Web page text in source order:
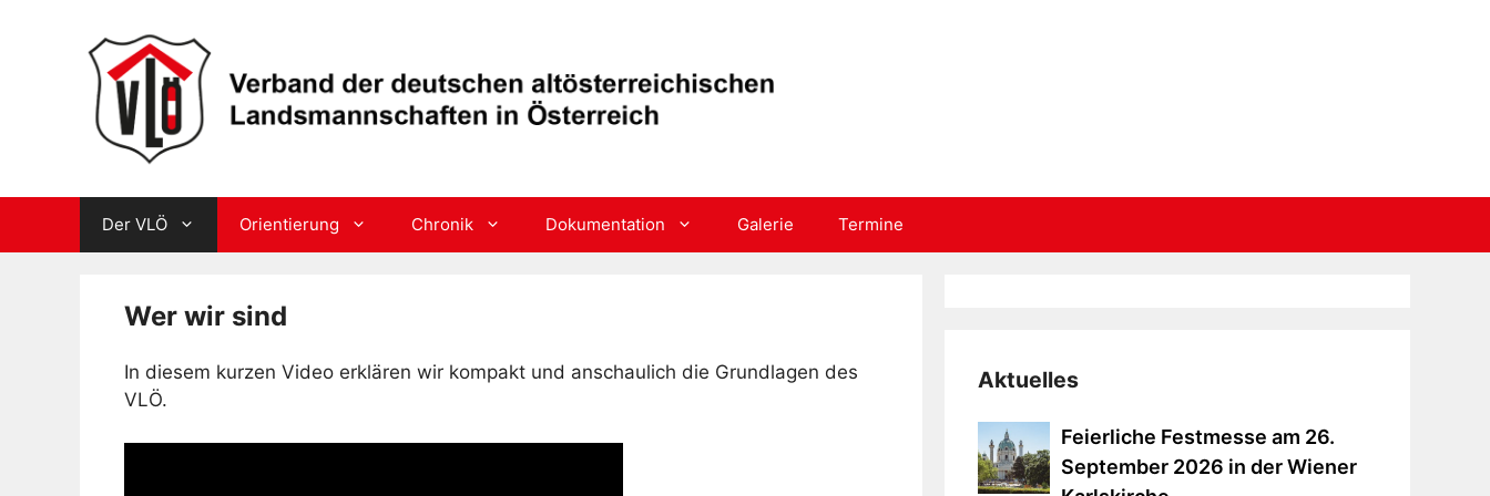
Der VLÖ Orientierung Chronik Dokumentation Galerie Termine
Wer wir sind
In diesem kurzen Video erklären wir kompakt und anschaulich die Grundlagen des
VLÖ.
Aktuelles
Feierliche
Festmesse
am
Feierliche Festmesse am 26.
September 2026 in der Wiener